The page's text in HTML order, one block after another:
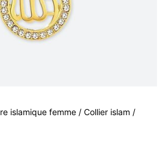
islamique femme / Collier islam /